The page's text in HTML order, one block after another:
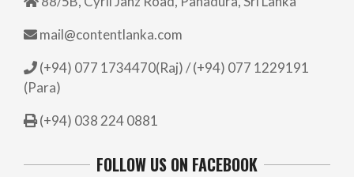
mail@contentlanka.com
(+94) 077 1734470(Raj) / (+94) 077 1229191
(Para)
(+94) 038 224 0881
FOLLOW US ON FACEBOOK